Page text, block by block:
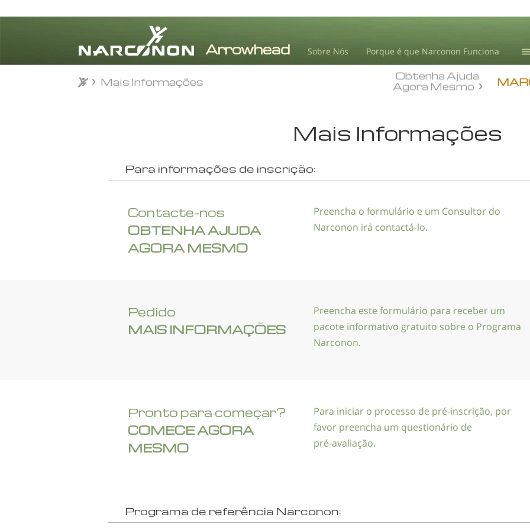
Sobre Nós Porque é que Narconon Funciona
⨯
Obtenha Ajuda
Agora Mesmo
Mais Informações
Mais Informações
Para informações de inscrição:
Contacte–nos
OBTENHA AJUDA
AGORA MESMO
Preencha o formulário e um Consultor do
Narconon irá contactá-lo.
Pedido
MAIS INFORMAÇÕES
Preencha este formulário para receber um
pacote informativo gratuito sobre o Programa
Narconon.
Pronto para começar?
COMECE AGORA
MESMO
Para iniciar o processo de pré-inscrição, por
favor preencha um questionário de
pré-avaliação.
Programa de referência Narconon: